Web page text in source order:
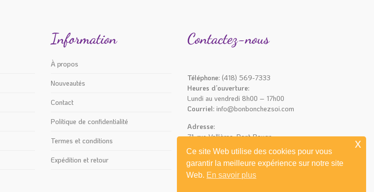
Information
À propos
Nouveautés
Contact
Politique de confidentialité
Termes et conditions
Expédition et retour
Contactez-nous
Téléphone:(418) 569-7333
Heures d’ouverture:
Lundi au vendredi 8h00 – 17h00
Courriel:info@bonbonchezsoi.com
Adresse:
71, rue Vallières, Pont-Rouge
(Québec) G3H 2T8
Ce site Web utilise des cookies pour vous
garantir la meilleure expérience sur notre site
Web. En savoir plus
x